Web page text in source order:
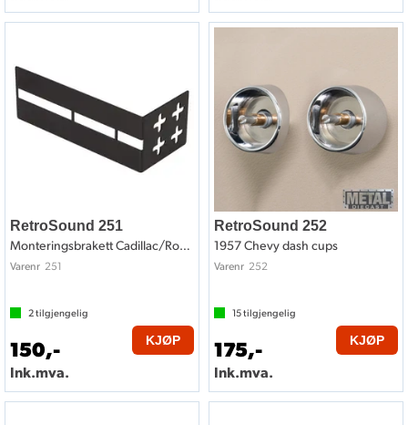
RetroSound 251
Monteringsbrakett Cadillac/Roadrunner
Varenr 251
2tilgjengelig
150,-
Ink.mva.
KJØP
RetroSound 252
1957 Chevy dash cups
Varenr 252
15tilgjengelig
175,-
Ink.mva.
KJØP